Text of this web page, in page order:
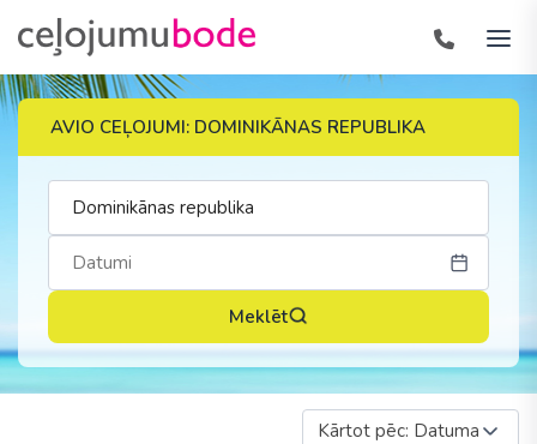
AVIO CEĻOJUMI: DOMINIKĀNAS REPUBLIKA
Meklēt
Kārtot pēc: Datuma